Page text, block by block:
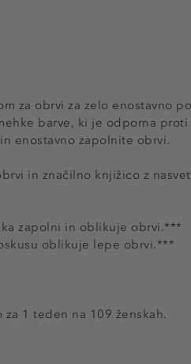
za obrvi za zelo enostavno
barve, ki je odporna proti
enostavno zapolnite obrvi.
in značilno knjižico z
zapolni in oblikuje obrvi.***
oblikuje lepe obrvi.***
1 teden na 109 ženskah.